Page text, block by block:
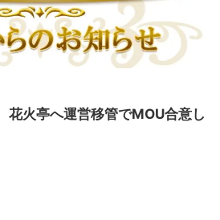
花火亭へ運営移管でMOU合意し